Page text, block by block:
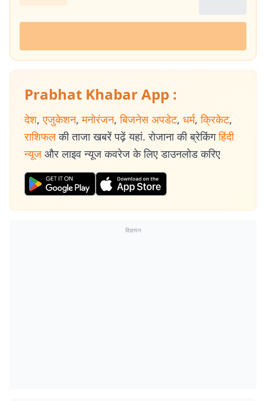
Prabhat Khabar App :
देश, एजुकेशन, मनोरंजन, बिजनेस अपडेट, धर्म, क्रिकेट,
राशिफल की ताजा खबरें पढ़ें यहां. रोजाना की ब्रेकिंग हिंदी
न्यूज और लाइव न्यूज कवरेज के लिए डाउनलोड करिए
विज्ञापन